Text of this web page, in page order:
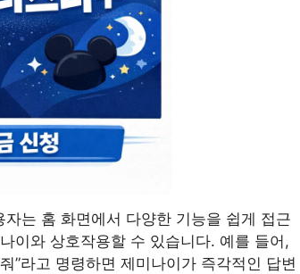
는 홈 화면에서 다양한 기능을 쉽게 접근
이와 상호작용할 수 있습니다. 예를 들어,
”라고 명령하면 제미나이가 즉각적인 답변